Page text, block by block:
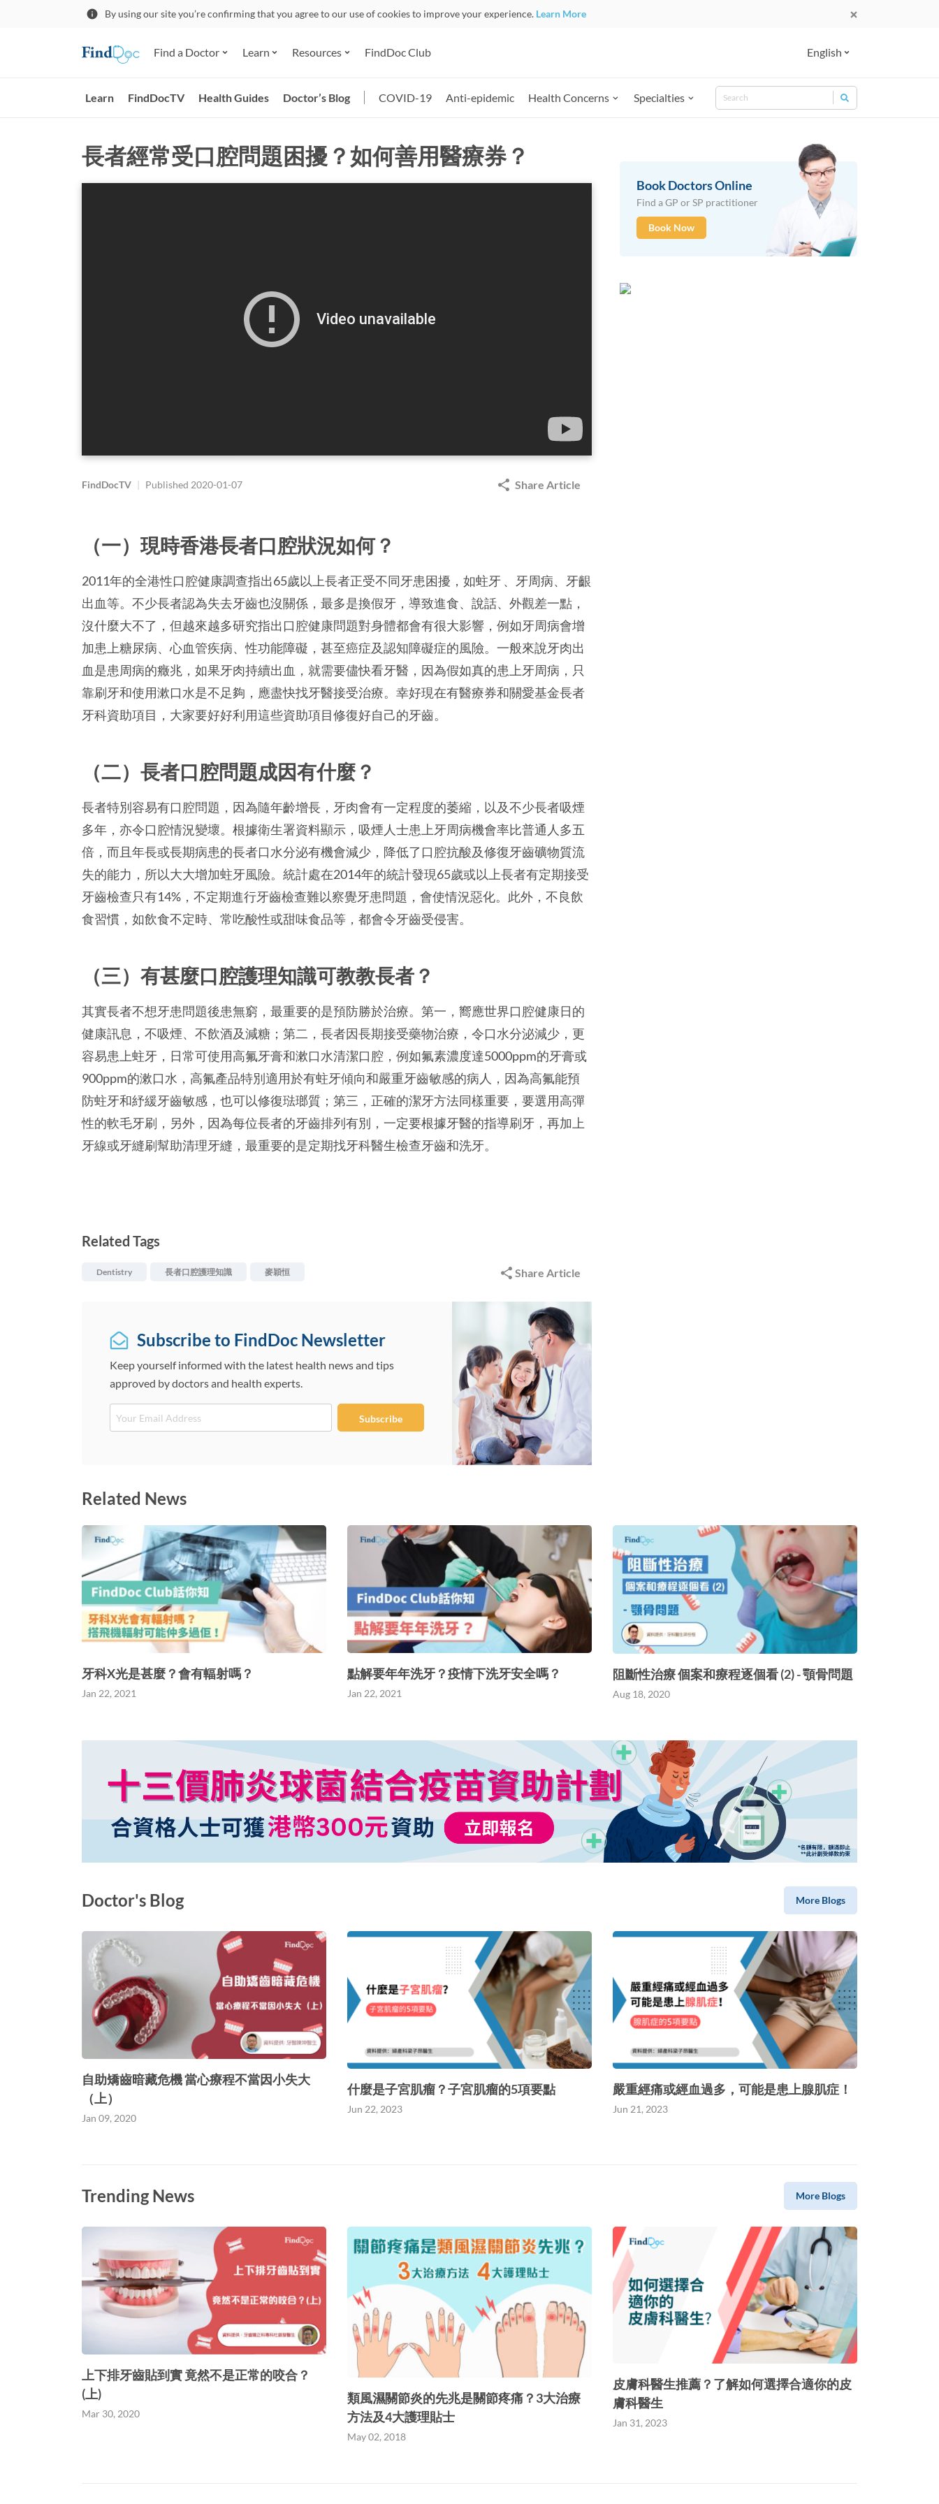
By using our site you’re confirming that you agree to our use of cookies to improve your experience. Learn More
Find a Doctor Learn Resources FindDoc Club English
Learn FindDocTV Health Guides Doctor’s Blog COVID-19 Anti-epidemic Health Concerns Specialties
Search for:
Search
長者經常受口腔問題困擾？如何善用醫療券？
FindDocTV | Published 2020-01-07 Share Article
（一）現時香港長者口腔狀況如何？
2011年的全港性口腔健康調查指出65歲以上長者正受不同牙患困擾，如蛀牙 、牙周病、牙齦
出血等。不少長者認為失去牙齒也沒關係，最多是換假牙，導致進食、說話、外觀差一點，
沒什麼大不了，但越來越多研究指出口腔健康問題對身體都會有很大影響，例如牙周病會增
加患上糖尿病、心血管疾病、性功能障礙，甚至癌症及認知障礙症的風險。一般來說牙肉出
血是患周病的癥兆，如果牙肉持續出血，就需要儘快看牙醫，因為假如真的患上牙周病，只
靠刷牙和使用漱口水是不足夠，應盡快找牙醫接受治療。幸好現在有醫療券和關愛基金長者
牙科資助項目，大家要好好利用這些資助項目修復好自己的牙齒。
（二）長者口腔問題成因有什麼？
長者特別容易有口腔問題，因為隨年齡增長，牙肉會有一定程度的萎縮，以及不少長者吸煙
多年，亦令口腔情況變壞。根據衛生署資料顯示，吸煙人士患上牙周病機會率比普通人多五
倍，而且年長或長期病患的長者口水分泌有機會減少，降低了口腔抗酸及修復牙齒礦物質流
失的能力，所以大大增加蛀牙風險。統計處在2014年的統計發現65歲或以上長者有定期接受
牙齒檢查只有14%，不定期進行牙齒檢查難以察覺牙患問題，會使情況惡化。此外，不良飲
食習慣，如飲食不定時、常吃酸性或甜味食品等，都會令牙齒受侵害。
（三）有甚麼口腔護理知識可教教長者？
其實長者不想牙患問題後患無窮，最重要的是預防勝於治療。第一，嚮應世界口腔健康日的
健康訊息，不吸煙、不飲酒及減糖；第二，長者因長期接受藥物治療，令口水分泌減少，更
容易患上蛀牙，日常可使用高氟牙膏和漱口水清潔口腔，例如氟素濃度達5000ppm的牙膏或
900ppm的漱口水，高氟產品特別適用於有蛀牙傾向和嚴重牙齒敏感的病人，因為高氟能預
防蛀牙和紓緩牙齒敏感，也可以修復琺瑯質；第三，正確的潔牙方法同樣重要，要選用高彈
性的軟毛牙刷，另外，因為每位長者的牙齒排列有別，一定要根據牙醫的指導刷牙，再加上
牙線或牙縫刷幫助清理牙縫，最重要的是定期找牙科醫生檢查牙齒和洗牙。
Related Tags
Dentistry 長者口腔護理知識 麥穎恒 Share Article
Subscribe to FindDoc Newsletter
Keep yourself informed with the latest health news and tips
approved by doctors and health experts.
Subscribe
Book Doctors Online
Find a GP or SP practitioner
Book Now
Related News
牙科X光是甚麼？會有輻射嗎？
Jan 22, 2021
點解要年年洗牙？疫情下洗牙安全嗎？
Jan 22, 2021
阻斷性治療 個案和療程逐個看 (2) - 顎骨問題
Aug 18, 2020
Doctor's Blog More Blogs
自助矯齒暗藏危機 當心療程不當因小失大
（上）
Jan 09, 2020
什麼是子宮肌瘤？子宮肌瘤的5項要點
Jun 22, 2023
嚴重經痛或經血過多，可能是患上腺肌症！
Jun 21, 2023
Trending News More Blogs
上下排牙齒貼到實 竟然不是正常的咬合？
(上)
Mar 30, 2020
類風濕關節炎的先兆是關節疼痛？3大治療
方法及4大護理貼士
May 02, 2018
皮膚科醫生推薦？了解如何選擇合適你的皮
膚科醫生
Jan 31, 2023